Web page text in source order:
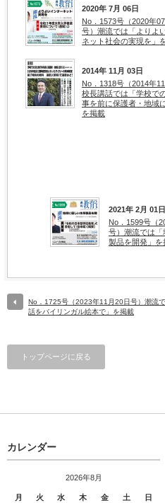
2020年 7月 06日
No．1573号（2020年
号）潮流では「よりよ
ネット社会の実現を」
2014年 11月 03日
No．1318号（2014年11
校長講話では「学校で
事を前に保護者・地域
を掲載
2021年 2月 01日
No．1599号（
号）潮流では
製品を開発」を
No．1725号（2023年11月20日号）潮流
話をバイリンガル絵本で」を掲載
トップページに戻る
カレンダー
2026年8月
月 火 水 木 金 土 日